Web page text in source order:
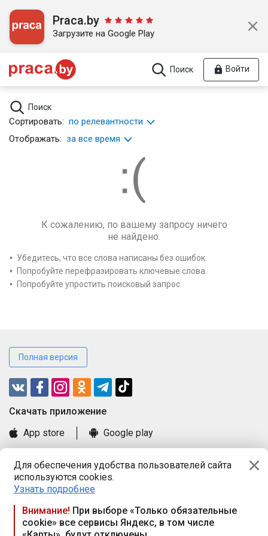
Для обеспечения удобства пользователей сайта
используются cookies.
Узнать подробнее
Внимание! При выборе «Только обязательные
cookie» все сервисы Яндекс, в том числе
Praca.by
Загрузите на Google Play
Поиск Войти
Поиск
Сортировать: по релевантности
Отображать: за все время
К сожалению, по вашему запросу ничего
не найдено.
Убедитесь, что все слова написаны без ошибок.
Попробуйте перефразировать ключевые слова.
Попробуйте упростить поисковый запрос.
Полная версия
Cкачать приложение
App store
Google play
Книга замечаний и предложений
Правила и документы
Praca.by © 2000—2026, ООО «ПРАЦА БАЙ»
Республика Беларусь, 220114, г. Минск, пр-т Независимости
117а, пом. № 9.